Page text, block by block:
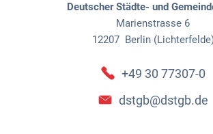
Deutscher Städte- und
Marienstrasse 6
12207 Berlin
+49 30 77307-0
dstgb@dstgb.de